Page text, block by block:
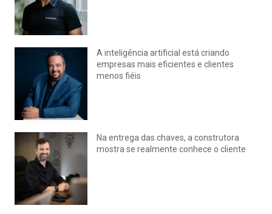
A inteligência artificial está criando
empresas mais eficientes e clientes
menos fiéis
Na entrega das chaves, a construtora
mostra se realmente conhece o cliente